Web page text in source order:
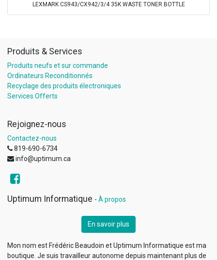
LEXMARK CS943/CX942/3/4 35K WASTE TONER BOTTLE
Produits & Services
Produits neufs et sur commande
Ordinateurs Reconditionnés
Recyclage des produits électroniques
Services Offerts
Rejoignez-nous
Contactez-nous
819-690-6734
info@uptimum.ca
Uptimum Informatique - À propos
En savoir plus
Mon nom est Frédéric Beaudoin et Uptimum Informatique est ma
boutique. Je suis travailleur autonome depuis maintenant plus de